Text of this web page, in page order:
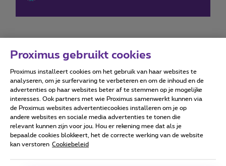
Forumvoorwaarden Accessibility statement
Alle rechten voorbehouden. © Proximus
Algemene voorwaarden, consumenteninfo
Proximus gebruikt cookies
Proximus installeert cookies om het gebruik van haar websites te
analyseren, om je surfervaring te verbeteren en om de inhoud en de
advertenties op haar websites beter af te stemmen op je mogelijke
interesses. Ook partners met wie Proximus samenwerkt kunnen via
de Proximus websites advertentiecookies installeren om je op
andere websites en sociale media advertenties te tonen die
relevant kunnen zijn voor jou. Hou er rekening mee dat als je
bepaalde cookies blokkeert, het de correcte werking van de website
kan verstoren Cookiebeleid